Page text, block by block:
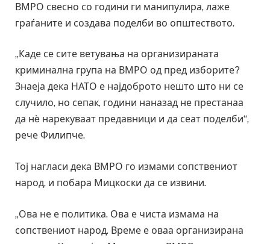
ВМРО свесно со години ги манипулира, лаже
граѓаните и создава поделби во општеството.
„Каде се сите ветувања на организираната
криминална група на ВМРО од пред изборите?
Знаеја дека НАТО е најдоброто нешто што ни се
случило, но сепак, години наназад не престанаа
да нè нарекуваат предавници и да сеат поделби“,
рече Филипче.
Тој нагласи дека ВМРО го измами сопствениот
народ, и побара Мицкоски да се извини.
„Ова не е политика. Ова е чиста измама на
сопствениот народ. Време е оваа организирана